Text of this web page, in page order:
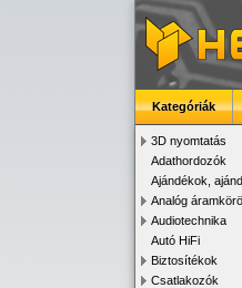
Kategóriák
3D nyomtatás
Adathordozók
Ajándékok,
Analóg
Audiotechnika
Autó HiFi
Biztosítékok
Csatlakozók